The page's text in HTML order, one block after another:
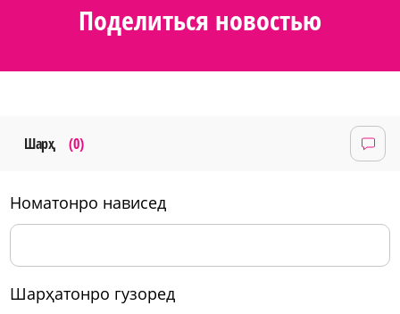
Поделиться новостью
Шарҳ (0)
номатонро нависед
шарҳатонро гузоред